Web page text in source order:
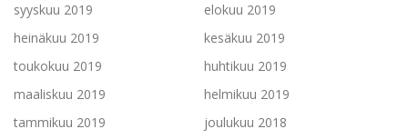
syyskuu 2019
elokuu 2019
heinäkuu 2019
kesäkuu 2019
toukokuu 2019
huhtikuu 2019
maaliskuu 2019
helmikuu 2019
tammikuu 2019
joulukuu 2018